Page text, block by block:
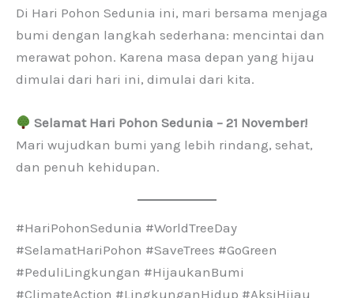
Di Hari Pohon Sedunia ini, mari bersama menjaga
bumi dengan langkah sederhana: mencintai dan
merawat pohon. Karena masa depan yang hijau
dimulai dari hari ini, dimulai dari kita.
Selamat Hari Pohon Sedunia – 21 November!
Mari wujudkan bumi yang lebih rindang, sehat,
dan penuh kehidupan.
#HariPohonSedunia #WorldTreeDay
#SelamatHariPohon #SaveTrees #GoGreen
#PeduliLingkungan #HijaukanBumi
#ClimateAction #LingkunganHidup #AksiHijau